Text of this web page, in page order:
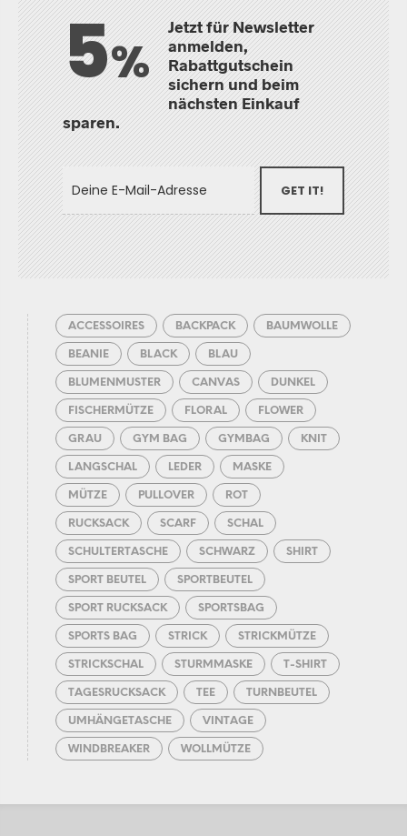
5%
Jetzt für Newsletter
anmelden,
Rabattgutschein
sichern und beim
nächsten Einkauf
sparen.
GET IT!
ACCESSOIRES BACKPACK BAUMWOLLE
BEANIE BLACK BLAU
BLUMENMUSTER CANVAS DUNKEL
FISCHERMÜTZE FLORAL FLOWER
GRAU GYM BAG GYMBAG KNIT
LANGSCHAL LEDER MASKE
MÜTZE PULLOVER ROT
RUCKSACK SCARF SCHAL
SCHULTERTASCHE SCHWARZ SHIRT
SPORT BEUTEL SPORTBEUTEL
SPORT RUCKSACK SPORTSBAG
SPORTS BAG STRICK STRICKMÜTZE
STRICKSCHAL STURMMASKE T-SHIRT
TAGESRUCKSACK TEE TURNBEUTEL
UMHÄNGETASCHE VINTAGE
WINDBREAKER WOLLMÜTZE